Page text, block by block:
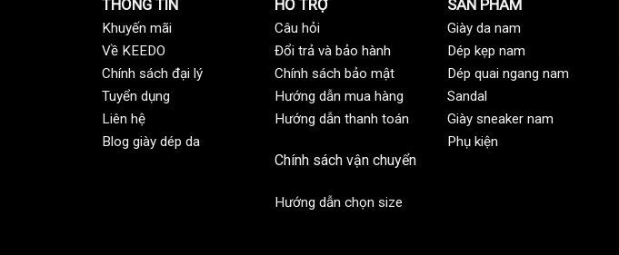
THÔNG TIN
Khuyến mãi
Về KEEDO
Chính sách đại lý
Tuyển dụng
Liên hệ
Blog giày dép da
HỖ TRỢ
Câu hỏi
Đổi trả và bảo hành
Chính sách bảo mật
Hướng dẫn mua hàng
Hướng dẫn thanh toán
Chính sách vận chuyển
Hướng dẫn chọn size
SẢN PHẨM
Giày da nam
Dép kẹp nam
Dép quai ngang nam
Sandal
Giày sneaker nam
Phụ kiện